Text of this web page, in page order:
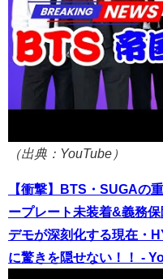
（出典：YouTube）
【衝撃】BTS・SUGAの
ープレート未装着&義務
デモが深刻化する現在・
に驚きを隠せない！！ -